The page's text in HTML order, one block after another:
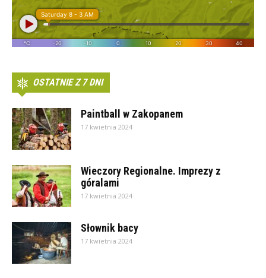
OSTATNIE Z 7 DNI
Paintball w Zakopanem
17 kwietnia 2024
Wieczory Regionalne. Imprezy z
góralami
17 kwietnia 2024
Słownik bacy
17 kwietnia 2024